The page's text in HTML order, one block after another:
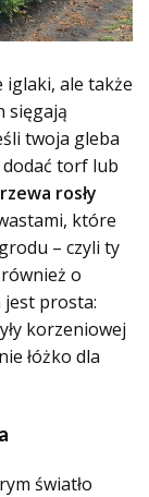
iglaki, ale także
sięgają
twoja gleba
torf lub
rosły
które
– czyli ty
o
jest prosta:
korzeniowej
łóżko dla
światło